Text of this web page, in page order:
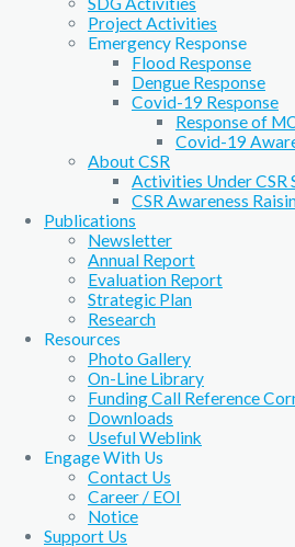
Project Activities
Emergency Response
Flood Response
Dengue Response
Covid-19 Response
Response of
Covid-19
About CSR
Activities Under CSR
CSR Awareness
Publications
Newsletter
Annual Report
Evaluation Report
Strategic Plan
Research
Resources
Photo Gallery
On-Line Library
Funding Call Reference
Downloads
Useful Weblink
Engage With Us
Contact Us
Career / EOI
Notice
Support Us